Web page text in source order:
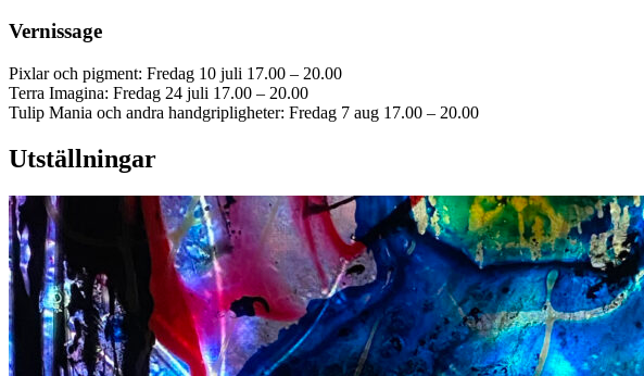
Vernissage
Pixlar och pigment: Fredag 10 juli 17.00 – 20.00
Terra Imagina: Fredag 24 juli 17.00 – 20.00
Tulip Mania och andra handgripligheter: Fredag 7 aug 17.00 – 20.00
Utställningar